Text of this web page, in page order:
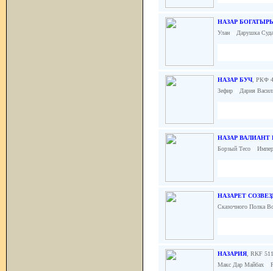
НАЗАР БОГАТЫРЬ
Улан
Дарушка
НАЗАР БУЧ , РКФ
Зефир
Дария
НАЗАР ВАЛИАНТ
Борзый Тесо
НАЗАРЕТ
Сказочного Полка
НАЗАРИЯ , RKF
Макс Дар Майбах